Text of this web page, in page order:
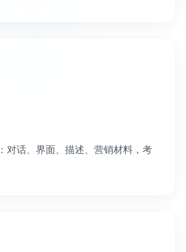
对话、界面、描述、营销材料，考